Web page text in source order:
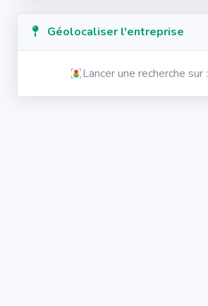
Géolocaliser l'entreprise
Lancer une recherche sur :